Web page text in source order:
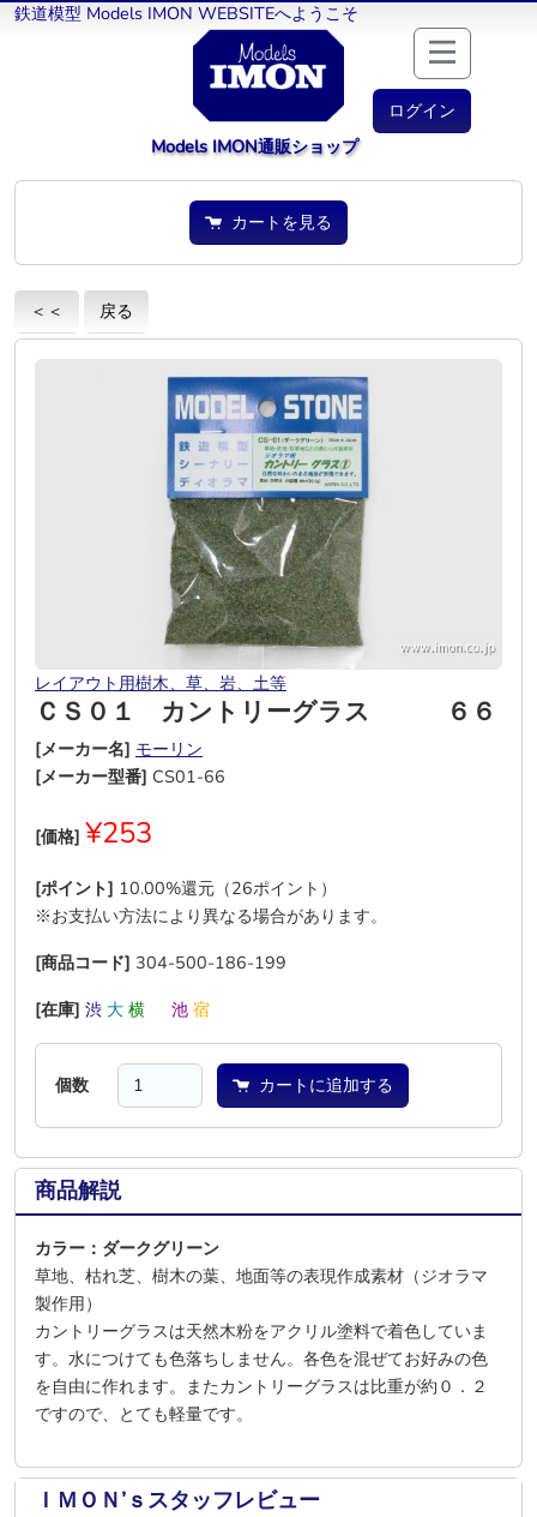
鉄道模型 Models IMON WEBSITEへようこそ
ログイン
Models IMON通販ショップ
カートを見る
＜＜ 戻る
レイアウト用樹木、草、岩、土等
ＣＳ０１ カントリーグラス ６６
[メーカー名] モーリン
[メーカー型番] CS01-66
[価格] ¥253
[ポイント] 10.00%還元（26ポイント）
※お支払い方法により異なる場合があります。
[商品コード] 304-500-186-199
[在庫] 渋 大 横 池 宿
個数 カートに追加する
商品解説
カラー：ダークグリーン
草地、枯れ芝、樹木の葉、地面等の表現作成素材（ジオラマ
製作用）
カントリーグラスは天然木粉をアクリル塗料で着色していま
す。水につけても色落ちしません。各色を混ぜてお好みの色
を自由に作れます。またカントリーグラスは比重が約０．２
ですので、とても軽量です。
ＩＭＯＮ’ｓスタッフレビュー